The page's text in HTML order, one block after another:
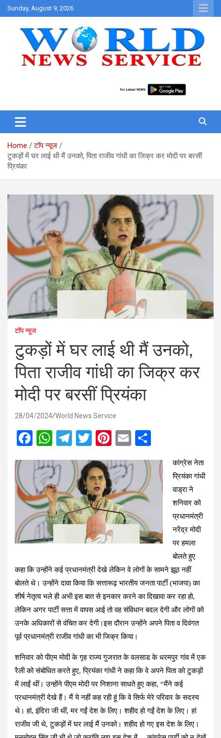
Skip
to
Sunday, August 9, 2026
Home
टॉप न्यूज
टुकड़ों में घर लाई थी मैं उनको, पिता राजीव गांधी का जिक्र कर मोदी पर बरसीं
प्रियंका
टॉप न्यूज
टुकड़ों में घर लाई थी मैं उनको,
पिता राजीव गांधी का जिक्र कर
मोदी पर बरसीं प्रियंका
28/04/2024 World News Service
F
ce
b
o
o
k
W
at
s
A
p
p
T
e
gr
a
m
T
tt
er
Pi
er
es
t
E
ail ar
कांग्रेस नेता
प्रियंका गांधी
वाड्रा ने
शनिवार को
प्रधानमंत्री
नरेंद्र मोदी
पर हमला
बोलते हुए
कहा कि उन्होंने कई प्रधानमंत्री देखे लेकिन वे लोगों के सामने झूठ नहीं
बोलते थे। उन्होंने दावा किया कि सत्तारूढ़ भारतीय जनता पार्टी (भाजपा) का
शीर्ष नेतृत्व भले ही अभी इस बात से इनकार करने का दिखावा कर रहा हो,
लेकिन अगर पार्टी सत्ता में वापस आई तो वह संविधान बदल देगी और लोगों को
उनके अधिकारों से वंचित कर देगी।इस दौरान उन्होंने अपने पिता व दिवंगत
पूर्व प्रधानमंत्री राजीव गांधी का भी जिक्र किया।
शनिवार को पीएम मोदी के गृह राज्य गुजरात के वलसाड के धरमपुर गांव में एक
रैली को संबोधित करते हुए, प्रियंका गांधी ने कहा कि वे अपने पिता को टुकड़ों
में लाईं थीं। उन्होंने पीएम मोदी पर निशाना साधते हुए कहा, “मैंने कई
प्रधानमंत्री देखे हैं। मैं ये नहीं कह रही हूं कि वे सिर्फ मेरे परिवार के सदस्य
थे। हां, इंदिरा जी थीं, मर गईं देश के लिए। शहीद हो गईं देश के लिए। हां
राजीव जी थे, टुकड़ों में घर लाई मैं उनको। शहीद हो गए इस देश के लिए।